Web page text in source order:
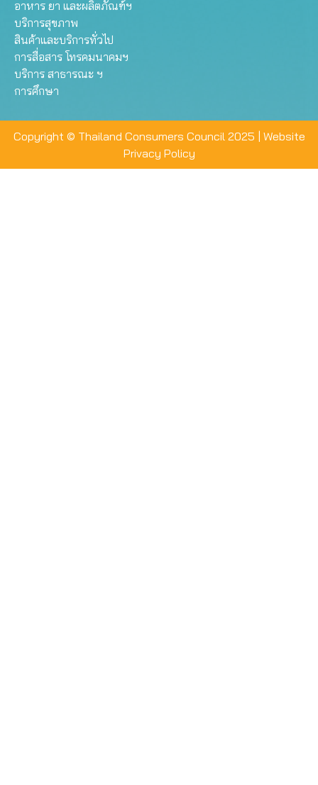
อาหาร ยา และผลิตภัณฑ์ฯ
บริการสุขภาพ
สินค้าและบริการทั่วไป
การสื่อสาร โทรคมนาคมฯ
บริการ สาธารณะ ฯ
การศึกษา
Copyright © Thailand Consumers Council 2025 | Website
Privacy Policy